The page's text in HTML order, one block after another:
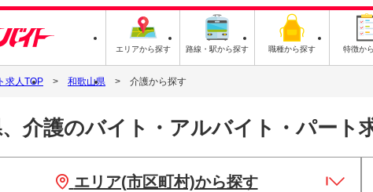
エリアから探す 路線・駅から探す 職種から探す 特徴か
求人TOP 和歌山県 介護から探す
介護のバイト・アルバイト・パート
エリア(市区町村)から探す